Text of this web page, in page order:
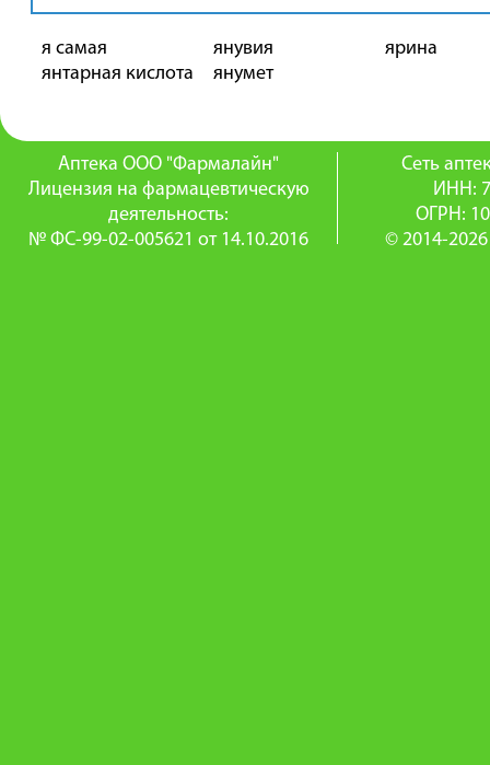
я самая
янтарная кислота
янувия
янумет
ярина
Аптека ООО "Фармалайн"
Лицензия на фармацевтическую
деятельность:
№ ФС-99-02-005621 от 14.10.2016
Сеть
ИНН:
ОГРН:
© 2014-